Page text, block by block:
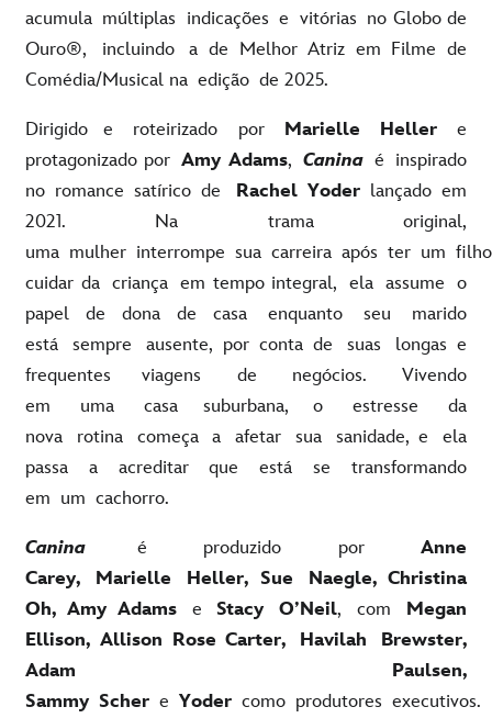
acumula múltiplas indicações e vitórias no Globo de
Ouro®, incluindo a de Melhor Atriz em Filme de
Comédia/Musical na edição de 2025.
Dirigido e roteirizado por Marielle Hellere
protagonizado porAmy Adams, Caninaé inspirado
no romance satírico de Rachel Yoder lançado em
2021. Na trama original,
uma mulher interrompe sua carreira após ter um
cuidar da criança em tempo integral, ela assume o
papel de dona de casa enquanto seu marido
está sempre ausente, por conta de suas longas e
frequentes viagens de negócios. Vivendo
em uma casa suburbana, o estresse da
nova rotina começa a afetar sua sanidade, e ela
passa a acreditar que está se transformando
em um cachorro.
Canina é produzido por Anne
Carey, Marielle Heller, Sue Naegle, Christina
Oh, Amy Adams e Stacy O’Neil, com Megan
Ellison, Allison Rose Carter, Havilah Brewster,
Adam Paulsen,
Sammy Scher e Yoder como produtores executivos.